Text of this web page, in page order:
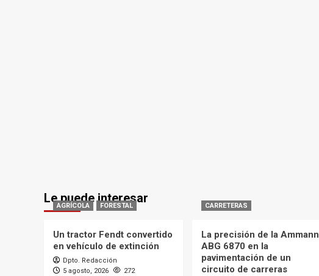
Le puede interesar
AGRÍCOLA FORESTAL
Un tractor Fendt convertido
en vehículo de extinción
Dpto. Redacción
5 agosto, 2026
272
CARRETERAS
La precisión de la Ammann
ABG 6870 en la
pavimentación de un
circuito de carreras